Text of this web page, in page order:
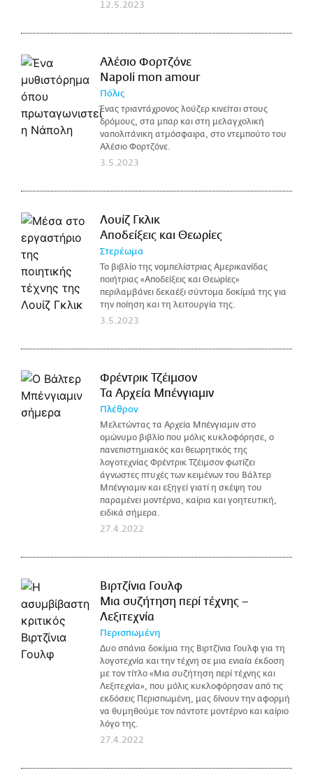
12.5.2023
Αλέσιο Φορτζόνε
Napoli mon amour
Πόλις
Ένας τριαντάχρονος λούζερ κινείται στους
δρόμους, στα μπαρ και στη μελαγχολική
ναπολιτάνικη ατμόσφαιρα, στο ντεμπούτο του
Αλέσιο Φορτζόνε.
3.5.2023
Λουίζ Γκλικ
Αποδείξεις και Θεωρίες
Στερέωμα
Το βιβλίο της νομπελίστριας Αμερικανίδας
ποιήτριας «Αποδείξεις και Θεωρίες»
περιλαμβάνει δεκαέξι σύντομα δοκίμιά της για
την ποίηση και τη λειτουργία της.
3.5.2023
Φρέντρικ Τζέιμσον
Τα Αρχεία Μπένγιαμιν
Πλέθρον
Μελετώντας τα Αρχεία Μπένγιαμιν στο
ομώνυμο βιβλίο που μόλις κυκλοφόρησε, ο
πανεπιστημιακός και θεωρητικός της
λογοτεχνίας Φρέντρικ Τζέιμσον φωτίζει
άγνωστες πτυχές των κειμένων του Βάλτερ
Μπένγιαμιν και εξηγεί γιατί η σκέψη του
παραμένει μοντέρνα, καίρια και γοητευτική,
ειδικά σήμερα.
27.4.2022
Βιρτζίνια Γουλφ
Μια συζήτηση περί τέχνης –
Λεξιτεχνία
Περισπωμένη
Δυο σπάνια δοκίμια της Βιρτζίνια Γουλφ για τη
λογοτεχνία και την τέχνη σε μια ενιαία έκδοση
με τον τίτλο «Μια συζήτηση περί τέχνης και
Λεξιτεχνία», που μόλις κυκλοφόρησαν από τις
εκδόσεις Περισπωμένη, μας δίνουν την αφορμή
να θυμηθούμε τον πάντοτε μοντέρνο και καίριο
λόγο της.
27.4.2022